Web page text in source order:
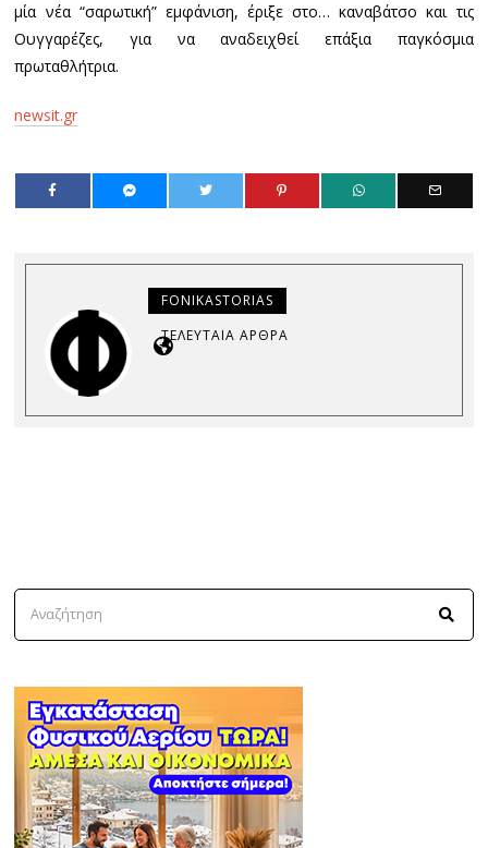
μία νέα “σαρωτική” εμφάνιση, έριξε στο… καναβάτσο και τις
Ουγγαρέζες, για να αναδειχθεί επάξια παγκόσμια
πρωταθλήτρια.
newsit.gr
FONIKASTORIAS
ΤΕΛΕΥΤΑΊΑ ΆΡΘΡΑ